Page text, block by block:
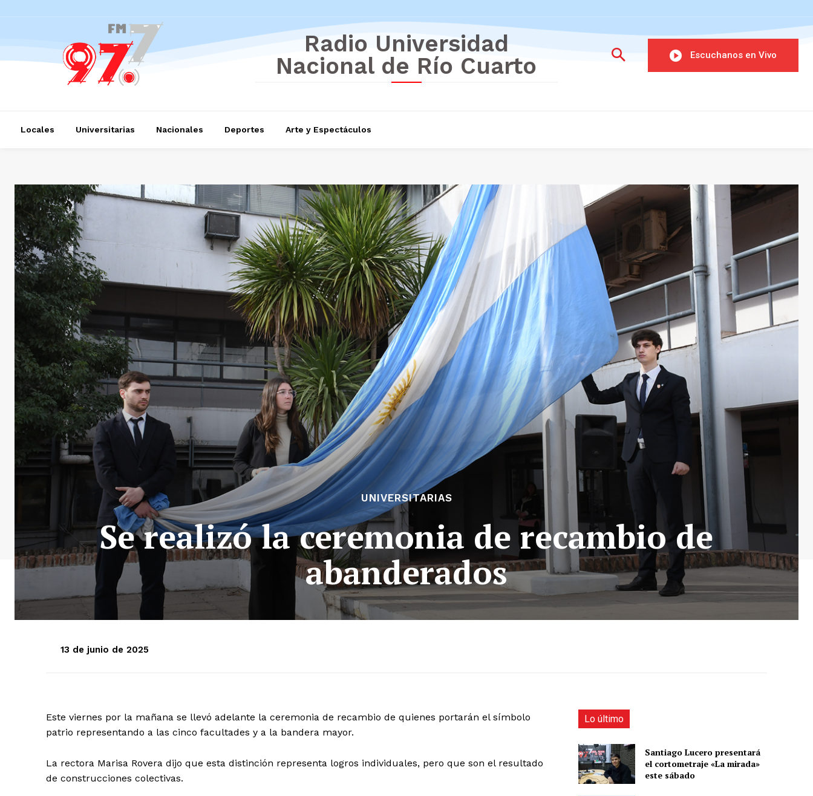
Radio Universidad
Nacional de Río Cuarto
Escuchanos en Vivo
Locales Universitarias Nacionales Deportes Arte y Espectáculos
UNIVERSITARIAS
Se realizó la ceremonia de recambio de
abanderados
13 de junio de 2025
Este viernes por la mañana se llevó adelante la ceremonia de recambio de quienes portarán el símbolo
patrio representando a las cinco facultades y a la bandera mayor.
La rectora Marisa Rovera dijo que esta distinción representa logros individuales, pero que son el resultado
de construcciones colectivas.
Lo último
Santiago Lucero presentará
el cortometraje «La mirada»
este sábado